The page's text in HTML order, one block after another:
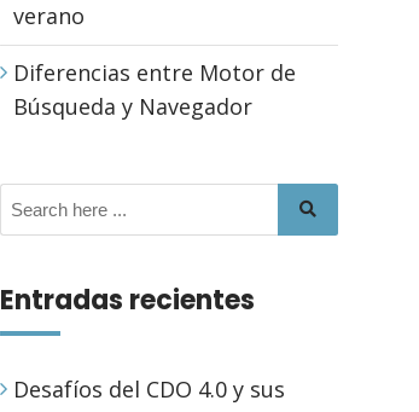
verano
Diferencias entre Motor de
Búsqueda y Navegador
Entradas recientes
Desafíos del CDO 4.0 y sus